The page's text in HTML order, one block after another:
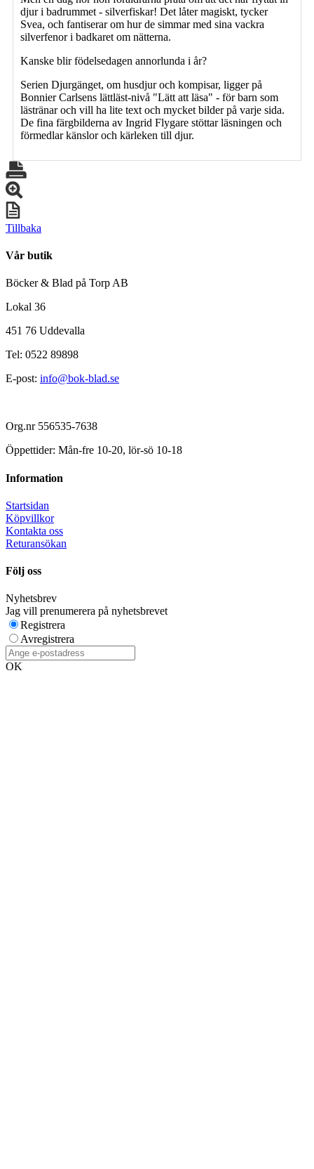
djur i badrummet - silverfiskar! Det låter magiskt, tycker
Svea, och fantiserar om hur de simmar med sina vackra
silverfenor i badkaret om nätterna.
Kanske blir födelsedagen annorlunda i år?
Serien Djurgänget, om husdjur och kompisar, ligger på
Bonnier Carlsens lättläst-nivå "Lätt att läsa" - för barn som
lästränar och vill ha lite text och mycket bilder på varje sida.
De fina färgbilderna av Ingrid Flygare stöttar läsningen och
förmedlar känslor och kärleken till djur.
Tillbaka
Vår butik
Böcker & Blad på Torp AB
Lokal 36
451 76 Uddevalla
Tel: 0522 89898
E-post: info@bok-blad.se
Org.nr 556535-7638
Öppettider: Mån-fre 10-20, lör-sö 10-18
Information
Startsidan
Köpvillkor
Kontakta oss
Returansökan
Följ oss
Nyhetsbrev
Jag vill prenumerera på nyhetsbrevet
Registrera
Avregistrera
OK